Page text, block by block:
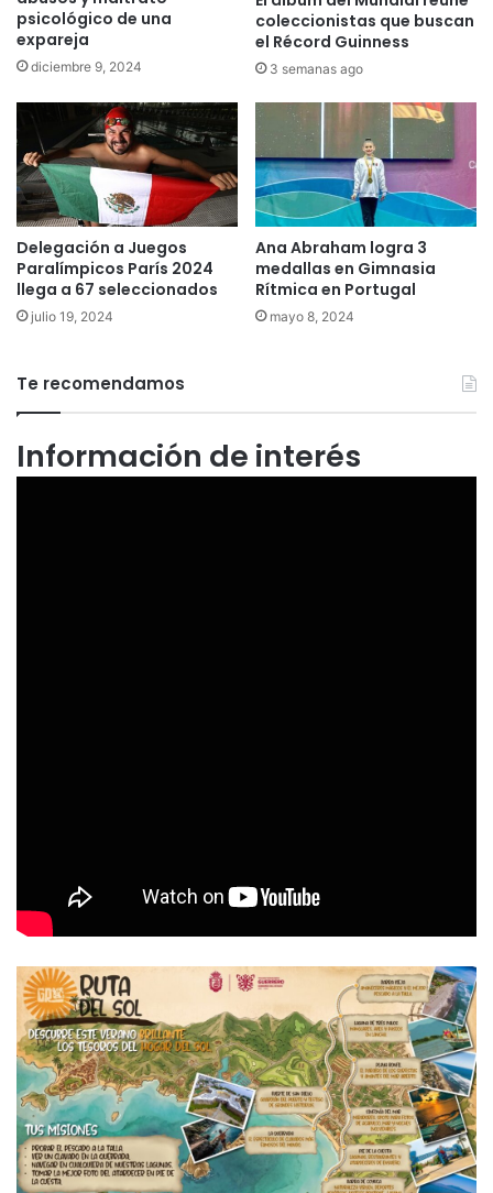
psicológico de una
expareja
diciembre 9, 2024
coleccionistas que buscan
el Récord Guinness
3 semanas ago
Delegación a Juegos
Paralímpicos París 2024
llega a 67 seleccionados
julio 19, 2024
Ana Abraham logra 3
medallas en Gimnasia
Rítmica en Portugal
mayo 8, 2024
Te recomendamos
Información de interés